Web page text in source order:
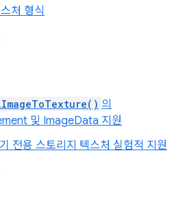
처 형식
의
및 ImageData 지원
전용 스토리지 텍스처 실험적 지원